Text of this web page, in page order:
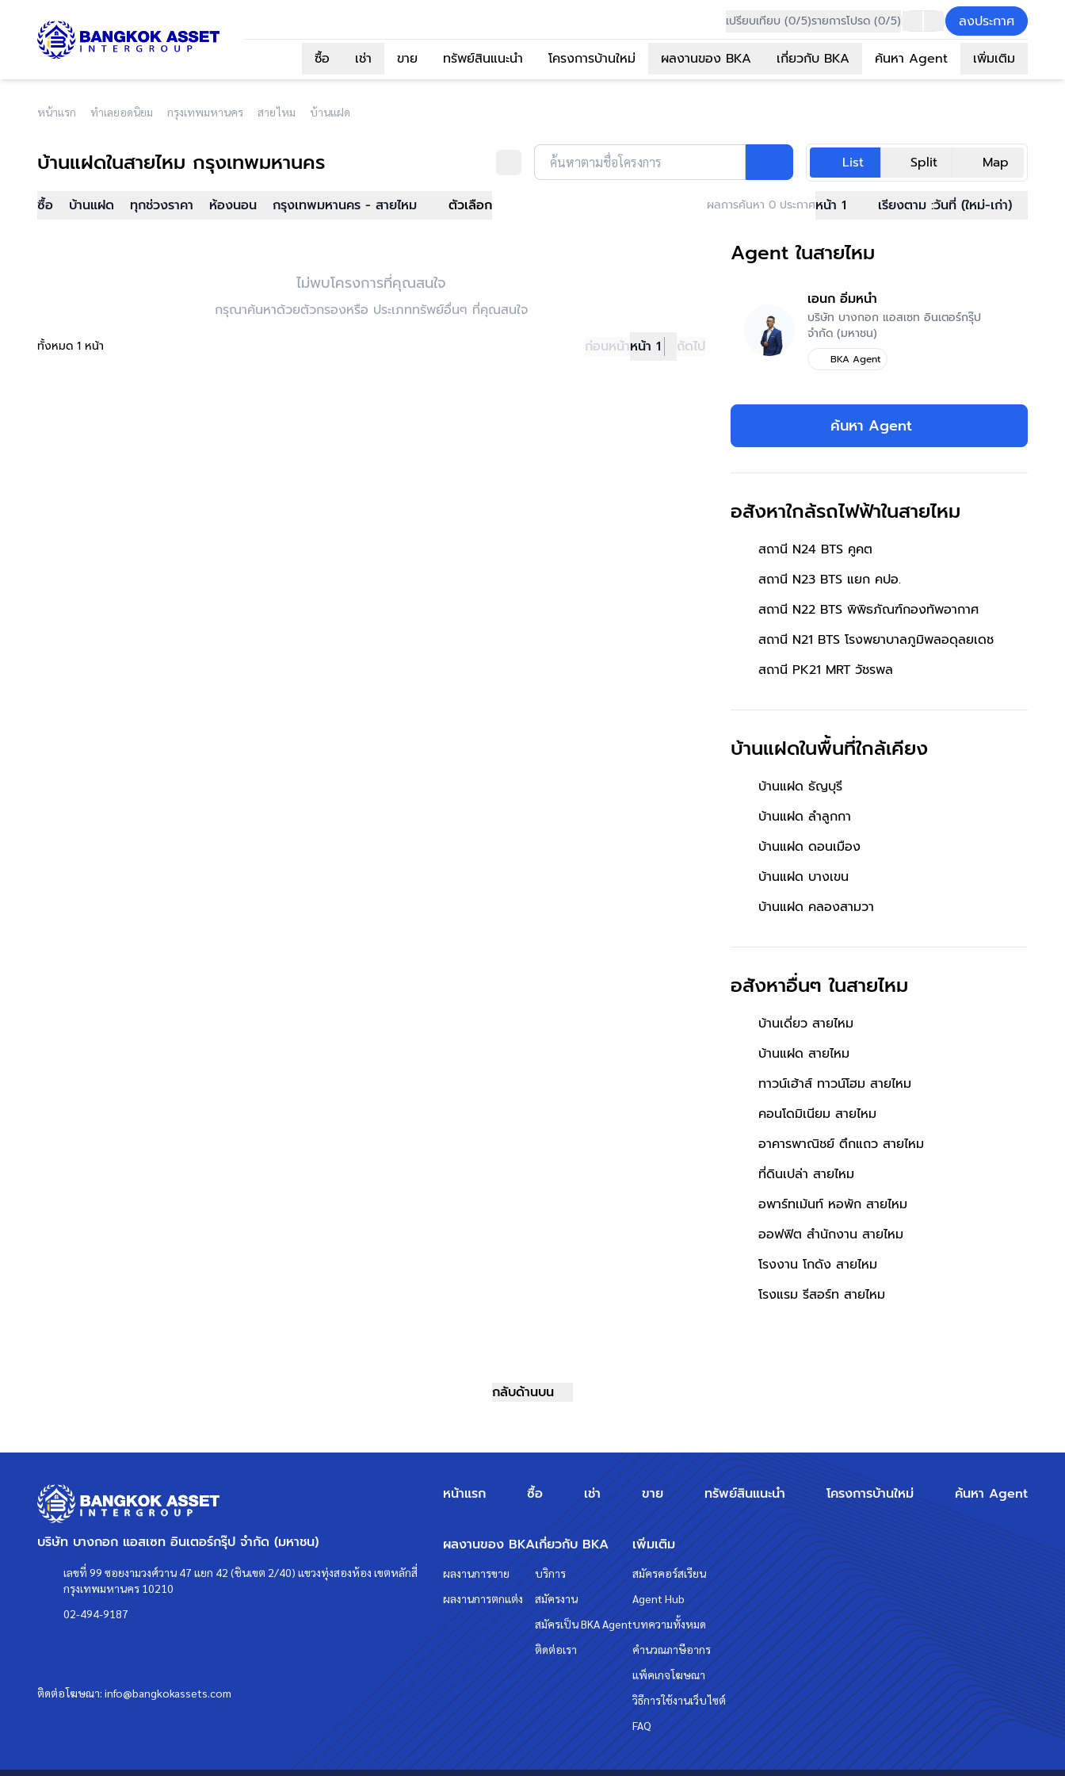
เปรียบเทียบ (0/5)รายการโปรด (0/5)
ลงประกาศ
ซื้อ
เช่า ขาย ทรัพย์สินแนะนำ โครงการบ้านใหม่ ผลงานของ BKA เกี่ยวกับ BKA ค้นหา Agent เพิ่มเติม
หน้าแรก ทำเลยอดนิยม กรุงเทพมหานคร สายไหม บ้านแฝด
บ้านแฝดในสายไหม กรุงเทพมหานคร ค้นหาตามชื่อโครงการ List Split Map
ซื้อ บ้านแฝด ทุกช่วงราคา ห้องนอน กรุงเทพมหานคร - สายไหม ตัวเลือก ผลการค้นหา 0 ประกาศหน้า 1 เรียงตาม :วันที่ (ใหม่-เก่า)
ไม่พบโครงการที่คุณสนใจ
กรุณาค้นหาด้วยตัวกรองหรือ ประเภททรัพย์อื่นๆ ที่คุณสนใจ
ทั้งหมด 1 หน้า ก่อนหน้าหน้า 1 ถัดไป
Agent ในสายไหม
เอนก อิ่มหนำ
บริษัท บางกอก แอสเซท อินเตอร์กรุ๊ป
จำกัด (มหาชน)
BKA Agent
ค้นหา Agent
อสังหาใกล้รถไฟฟ้าในสายไหม
สถานี N24 BTS คูคต
สถานี N23 BTS แยก คปอ.
สถานี N22 BTS พิพิธภัณฑ์กองทัพอากาศ
สถานี N21 BTS โรงพยาบาลภูมิพลอดุลยเดช
สถานี PK21 MRT วัชรพล
บ้านแฝดในพื้นที่ใกล้เคียง
บ้านแฝด ธัญบุรี
บ้านแฝด ลำลูกกา
บ้านแฝด ดอนเมือง
บ้านแฝด บางเขน
บ้านแฝด คลองสามวา
อสังหาอื่นๆในสายไหม
บ้านเดี่ยว สายไหม
บ้านแฝด สายไหม
ทาวน์เฮ้าส์ ทาวน์โฮม สายไหม
คอนโดมิเนียม สายไหม
อาคารพาณิชย์ ตึกแถว สายไหม
ที่ดินเปล่า สายไหม
อพาร์ทเม้นท์ หอพัก สายไหม
ออฟฟิต สำนักงาน สายไหม
โรงงาน โกดัง สายไหม
โรงแรม รีสอร์ท สายไหม
กลับด้านบน
บริษัท บางกอก แอสเซท อินเตอร์กรุ๊ป จำกัด (มหาชน)
เลขที่ 99 ซอยงามวงศ์วาน 47 แยก 42 (ชินเขต 2/40) แขวงทุ่งสองห้อง เขตหลักสี่
กรุงเทพมหานคร 10210
02-494-9187
ติดต่อโฆษณา: info@bangkokassets.com
หน้าแรก ซื้อ เช่า ขาย ทรัพย์สินแนะนำ โครงการบ้านใหม่ ค้นหา Agent
ผลงานของ BKA
ผลงานการขาย
ผลงานการตกแต่ง
เกี่ยวกับ BKA
บริการ
สมัครงาน
สมัครเป็น BKA Agent
ติดต่อเรา
เพิ่มเติม
สมัครคอร์สเรียน
Agent Hub
บทความทั้งหมด
คำนวณภาษีอากร
แพ็คเกจโฆษณา
วิธีการใช้งานเว็บไซต์
FAQ